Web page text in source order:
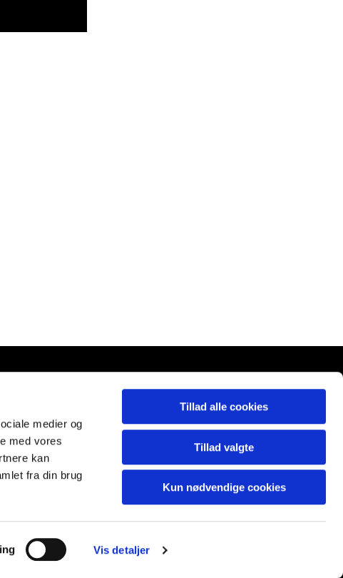
medier og
med vores
kan
fra din brug
Vis detaljer
Tillad alle cookies
Tillad valgte
Kun nødvendige cookies